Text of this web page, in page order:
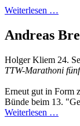
Weiterlesen …
Andreas
Holger Kliem 24.
TTW-Marathoni
Erneut gut in Form
Bünde beim 13.
Weiterlesen …